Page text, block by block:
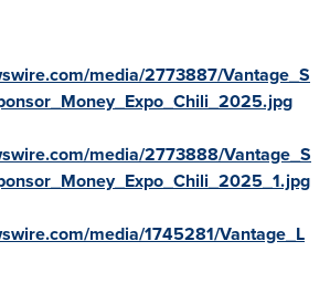
media/2773887/Vantage_S
media/2773888/Vantage_S
media/1745281/Vantage_L